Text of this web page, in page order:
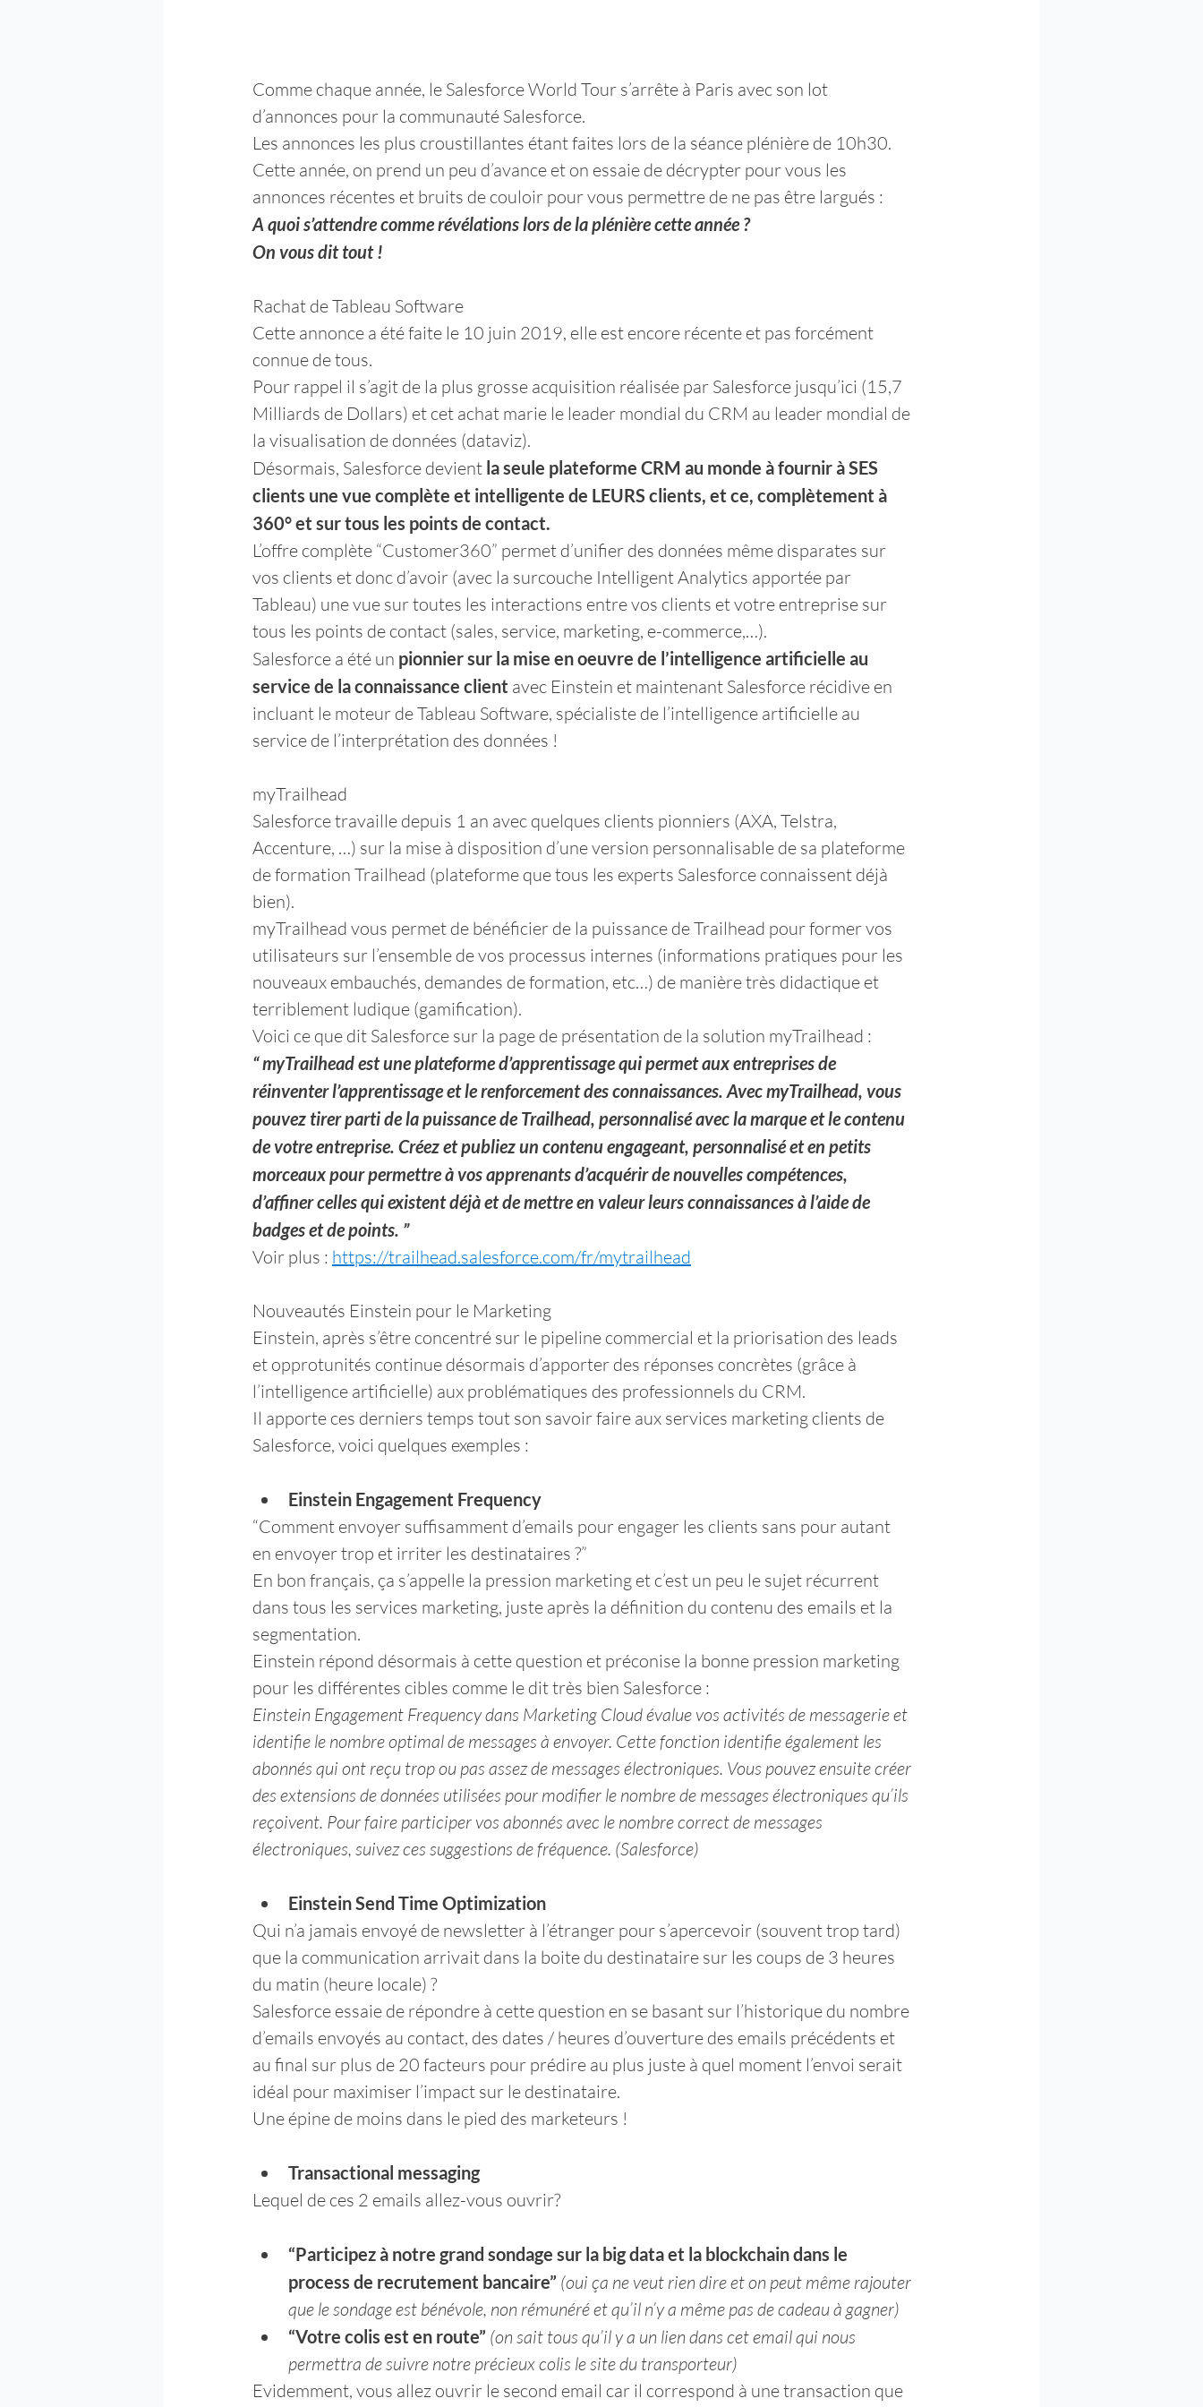
Comme chaque année, le Salesforce World Tour s’arrête à Paris avec son lot
d’annonces pour la communauté Salesforce.
Les annonces les plus croustillantes étant faites lors de la séance plénière de 10h30.
Cette année, on prend un peu d’avance et on essaie de décrypter pour vous les
annonces récentes et bruits de couloir pour vous permettre de ne pas être largués :
A quoi s’attendre comme révélations lors de la plénière cette année ?
On vous dit tout !
Rachat de Tableau Software
Cette annonce a été faite le 10 juin 2019, elle est encore récente et pas forcément
connue de tous.
Pour rappel il s’agit de la plus grosse acquisition réalisée par Salesforce jusqu’ici (15,7
Milliards de Dollars) et cet achat marie le leader mondial du CRM au leader mondial de
la visualisation de données (dataviz).
Désormais, Salesforce devient la seule plateforme CRM au monde à fournir à SES
clients une vue complète et intelligente de LEURS clients, et ce, complètement à
360° et sur tous les points de contact.
L’offre complète “Customer360” permet d’unifier des données même disparates sur
vos clients et donc d’avoir (avec la surcouche Intelligent Analytics apportée par
Tableau) une vue sur toutes les interactions entre vos clients et votre entreprise sur
tous les points de contact (sales, service, marketing, e-commerce,…).
Salesforce a été un pionnier sur la mise en oeuvre de l’intelligence artificielle au
service de la connaissance client avec Einstein et maintenant Salesforce récidive en
incluant le moteur de Tableau Software, spécialiste de l’intelligence artificielle au
service de l’interprétation des données !
myTrailhead
Salesforce travaille depuis 1 an avec quelques clients pionniers (AXA, Telstra,
Accenture, …) sur la mise à disposition d’une version personnalisable de sa plateforme
de formation Trailhead (plateforme que tous les experts Salesforce connaissent déjà
bien).
myTrailhead vous permet de bénéficier de la puissance de Trailhead pour former vos
utilisateurs sur l’ensemble de vos processus internes (informations pratiques pour les
nouveaux embauchés, demandes de formation, etc…) de manière très didactique et
terriblement ludique (gamification).
Voici ce que dit Salesforce sur la page de présentation de la solution myTrailhead :
“ myTrailhead est une plateforme d’apprentissage qui permet aux entreprises de
réinventer l’apprentissage et le renforcement des connaissances. Avec myTrailhead, vous
pouvez tirer parti de la puissance de Trailhead, personnalisé avec la marque et le contenu
de votre entreprise. Créez et publiez un contenu engageant, personnalisé et en petits
morceaux pour permettre à vos apprenants d’acquérir de nouvelles compétences,
d’affiner celles qui existent déjà et de mettre en valeur leurs connaissances à l’aide de
badges et de points. ”
Voir plus : https://trailhead.salesforce.com/fr/mytrailhead
Nouveautés Einstein pour le Marketing
Einstein, après s’être concentré sur le pipeline commercial et la priorisation des leads
et opprotunités continue désormais d’apporter des réponses concrètes (grâce à
l’intelligence artificielle) aux problématiques des professionnels du CRM.
Il apporte ces derniers temps tout son savoir faire aux services marketing clients de
Salesforce, voici quelques exemples :
Einstein Engagement Frequency
“Comment envoyer suffisamment d’emails pour engager les clients sans pour autant
en envoyer trop et irriter les destinataires ?”
En bon français, ça s’appelle la pression marketing et c’est un peu le sujet récurrent
dans tous les services marketing, juste après la définition du contenu des emails et la
segmentation.
Einstein répond désormais à cette question et préconise la bonne pression marketing
pour les différentes cibles comme le dit très bien Salesforce :
Einstein Engagement Frequency dans Marketing Cloud évalue vos activités de messagerie et
identifie le nombre optimal de messages à envoyer. Cette fonction identifie également les
abonnés qui ont reçu trop ou pas assez de messages électroniques. Vous pouvez ensuite créer
des extensions de données utilisées pour modifier le nombre de messages électroniques qu’ils
reçoivent. Pour faire participer vos abonnés avec le nombre correct de messages
électroniques, suivez ces suggestions de fréquence. (Salesforce)
Einstein Send Time Optimization
Qui n’a jamais envoyé de newsletter à l’étranger pour s’apercevoir (souvent trop tard)
que la communication arrivait dans la boite du destinataire sur les coups de 3 heures
du matin (heure locale) ?
Salesforce essaie de répondre à cette question en se basant sur l’historique du nombre
d’emails envoyés au contact, des dates / heures d’ouverture des emails précédents et
au final sur plus de 20 facteurs pour prédire au plus juste à quel moment l’envoi serait
idéal pour maximiser l’impact sur le destinataire.
Une épine de moins dans le pied des marketeurs !
Transactional messaging
Lequel de ces 2 emails allez-vous ouvrir?
“Participez à notre grand sondage sur la big data et la blockchain dans le
process de recrutement bancaire” (oui ça ne veut rien dire et on peut même rajouter
que le sondage est bénévole, non rémunéré et qu’il n’y a même pas de cadeau à gagner)
“Votre colis est en route” (on sait tous qu’il y a un lien dans cet email qui nous
permettra de suivre notre précieux colis le site du transporteur)
Evidemment, vous allez ouvrir le second email car il correspond à une transaction que